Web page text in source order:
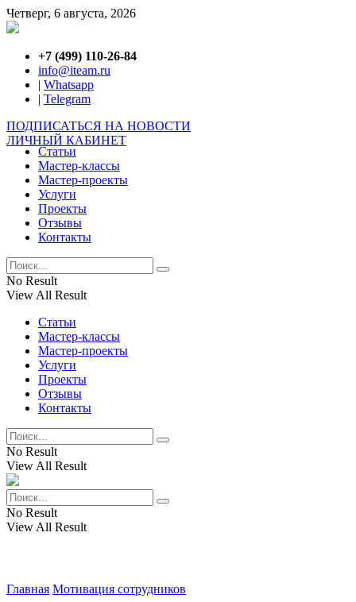
Четверг, 6 августа, 2026
+7 (499) 110-26-84
info@iteam.ru
| Whatsapp
| Telegram
ПОДПИСАТЬСЯ НА НОВОСТИ
ЛИЧНЫЙ КАБИНЕТ
Статьи
Мастер-классы
Мастер-проекты
Услуги
Проекты
Отзывы
Контакты
No Result
View All Result
Статьи
Мастер-классы
Мастер-проекты
Услуги
Проекты
Отзывы
Контакты
No Result
View All Result
No Result
View All Result
Главная Мотивация сотрудников